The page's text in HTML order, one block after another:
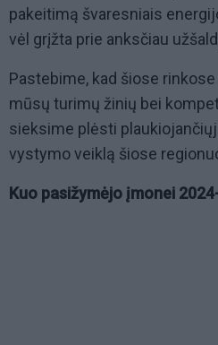
pakeitimą švaresniais
vėl grįžta prie anksčiau
Pastebime, kad šiose
mūsų turimų žinių bei
sieksime plėsti
vystymo veiklą šiose
Kuo pasižymėjo įmonei